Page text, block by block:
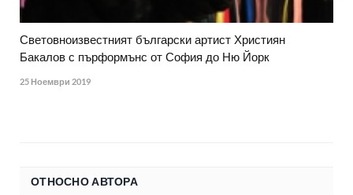
Световноизвестният български артист Християн
Бакалов с пърформънс от София до Ню Йорк
25 Ноември 2019
ОТНОСНО АВТОРА